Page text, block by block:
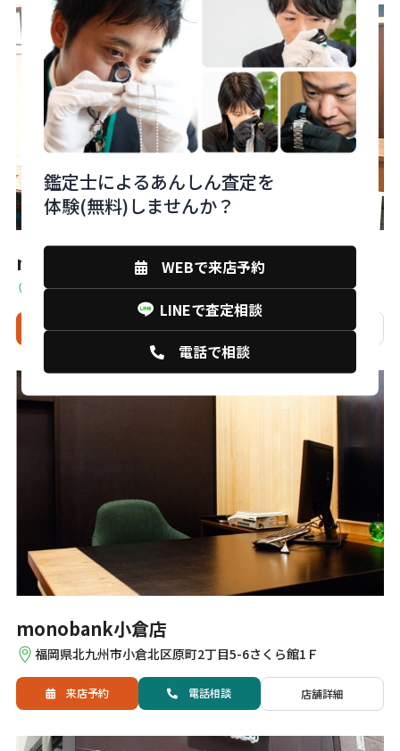
monobank下関大丸店
山口県下関市竹崎町4丁目4-10 7F
来店予約 電話相談 店舗詳細
monobank小倉店
福岡県北九州市小倉北区原町2丁目5-6さくら館1Ｆ
来店予約 電話相談 店舗詳細
鑑定士によるあんしん査定を
体験(無料)しませんか？
WEBで来店予約
LINEで査定相談
電話で相談